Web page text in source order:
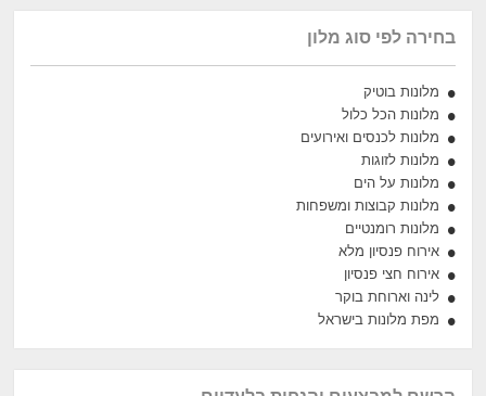
בחירה לפי סוג מלון
מלונות בוטיק
מלונות הכל כלול
מלונות לכנסים ואירועים
מלונות לזוגות
מלונות על הים
מלונות קבוצות ומשפחות
מלונות רומנטיים
אירוח פנסיון מלא
אירוח חצי פנסיון
לינה וארוחת בוקר
מפת מלונות בישראל